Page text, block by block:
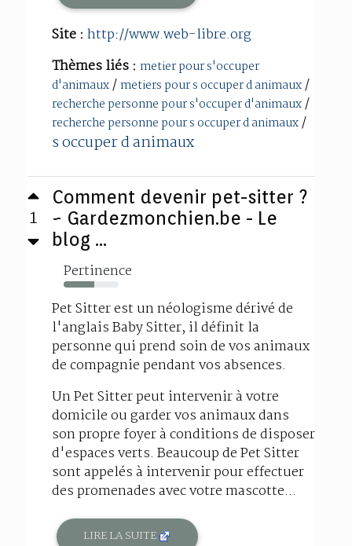
Site : http://www.web-libre.org
Thèmes liés : metier pour s'occuper
d'animaux/ metiers pour s occuper d animaux/
recherche personne pour s'occuper d'animaux/
recherche personne pour s occuper d animaux/
s occuper d animaux
1
Comment devenir pet-sitter ?
~ Gardezmonchien.be - Le
blog ...
Pertinence
55%
Pet Sitter est un néologisme dérivé de
l'anglais Baby Sitter, il définit la
personne qui prend soin de vos animaux
de compagnie pendant vos absences.
Un Pet Sitter peut intervenir à votre
domicile ou garder vos animaux dans
son propre foyer à conditions de disposer
d'espaces verts. Beaucoup de Pet Sitter
sont appelés à intervenir pour effectuer
des promenades avec votre mascotte...
LIRE LA SUITE